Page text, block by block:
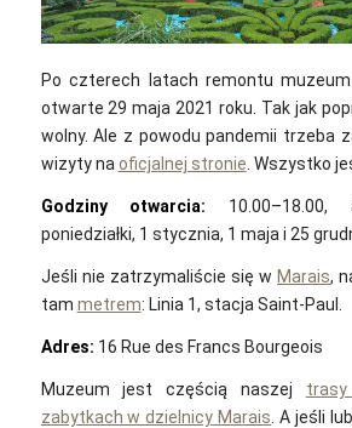
Po czterech latach remontu muzeum
otwarte 29 maja 2021 roku. Tak jak
wolny. Ale z powodu pandemii trzeba
wizyty na oficjalnej stronie . Wszystko
Godziny otwarcia:
poniedziałki, 1 stycznia, 1 maja i 25
Jeśli nie zatrzymaliście się w Marais,
tam metrem: Linia 1, stacja Saint-Paul.
Adres: 16 Rue des Francs Bourgeois
Muzeum jest częścią naszej
zabytkach w dzielnicy Marais . A jeśli